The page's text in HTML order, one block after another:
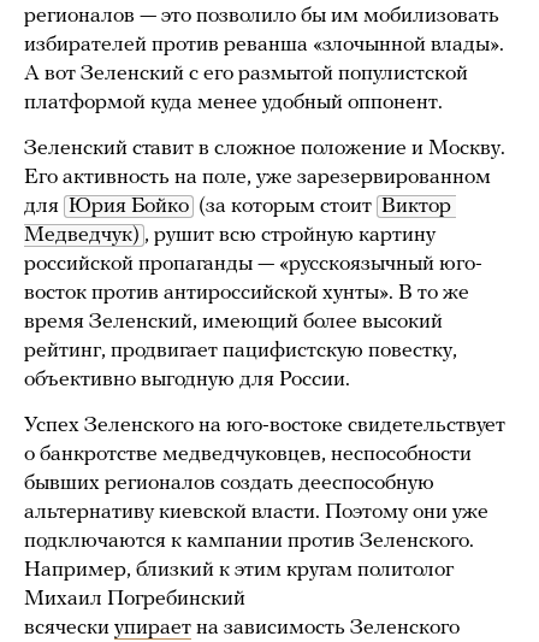
регионалов — это позволило бы им мобилизовать
избирателей против реванша «злочынной влады».
А вот Зеленский с его размытой популистской
платформой куда менее удобный оппонент.
Зеленский ставит в сложное положение и Москву.
Его активность на поле, уже зарезервированном
для Юрия Бойко (за которым стоит Виктор
Медведчук) , рушит всю стройную картину
российской пропаганды — «русскоязычный юго-
восток против антироссийской хунты». В то же
время Зеленский, имеющий более высокий
рейтинг, продвигает пацифистскую повестку,
объективно выгодную для России.
Успех Зеленского на юго-востоке свидетельствует
о банкротстве медведчуковцев, неспособности
бывших регионалов создать дееспособную
альтернативу киевской власти. Поэтому они уже
подключаются к кампании против Зеленского.
Например, близкий к этим кругам политолог
Михаил Погребинский
всячески упирает на зависимость Зеленского